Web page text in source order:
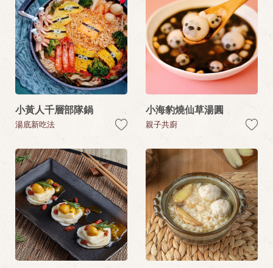
小黃人千層部隊鍋
湯底新吃法
小海豹燒仙草湯圓
親子共廚